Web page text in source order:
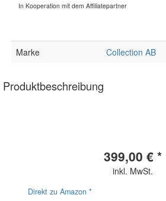
In Kooperation mit dem Affiliatepartner
Marke Collection AB
Produktbeschreibung
399,00 € *
inkl. MwSt.
Direkt zu Amazon *